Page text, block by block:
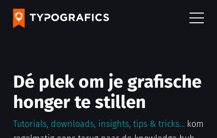
Dé plek om je grafische
honger te stillen
Tutorials, downloads, insights, tips & tricks… kom